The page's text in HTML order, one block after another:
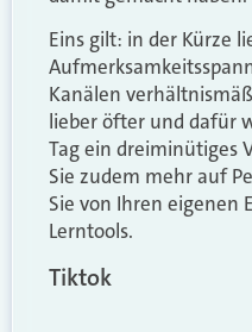
Eins gilt: in der Kürze
Kanälen
lieber öfter und dafür
Tag ein dreiminütiges
Sie zudem mehr auf
Sie von Ihren eigenen
Lerntools.
Tiktok